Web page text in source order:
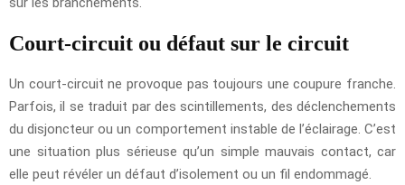
Court-circuit ou défaut sur le circuit
Un court-circuit ne provoque pas toujours une coupure franche.
Parfois, il se traduit par des scintillements, des déclenchements
du disjoncteur ou un comportement instable de l’éclairage. C’est
une situation plus sérieuse qu’un simple mauvais contact, car
elle peut révéler un défaut d’isolement ou un fil endommagé.